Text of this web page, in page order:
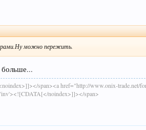
можно пережить.
больше...
span><a href="http://www.onix-
noindex>]]></span>